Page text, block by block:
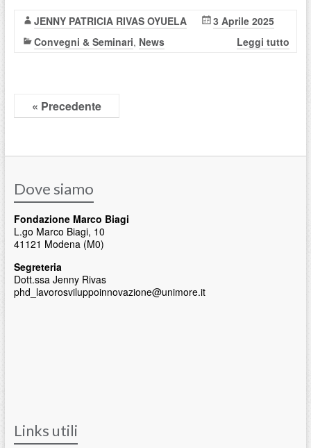
JENNY PATRICIA RIVAS OYUELA
3 Aprile 2025
Convegni & Seminari, News Leggi tutto
« Precedente
Dove siamo
Fondazione Marco Biagi
L.go Marco Biagi, 10
41121 Modena (M0)
Segreteria
Dott.ssa Jenny Rivas
phd_lavorosviluppoinnovazione@unimore.it
Links utili